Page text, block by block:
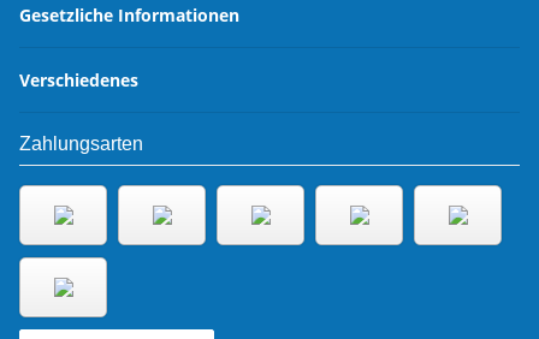
Gesetzliche Informationen
Verschiedenes
Zahlungsarten